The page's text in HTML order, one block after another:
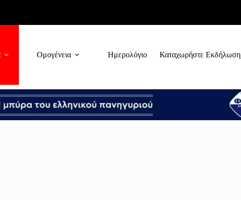
Ομογένεια Ημερολόγιο Καταχωρήστε Εκδήλωση